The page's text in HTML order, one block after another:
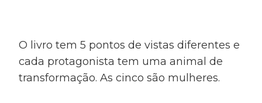
O livro tem 5 pontos de vistas diferentes e
cada protagonista tem uma animal de
transformação. As cinco são mulheres.